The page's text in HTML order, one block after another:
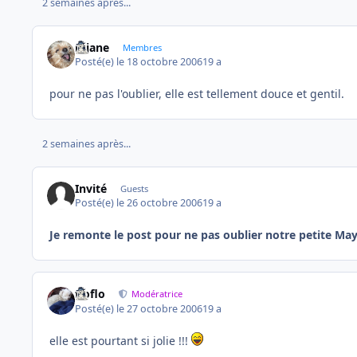
2 semaines après...
réjane Membres
Posté(e) le 18 octobre 200619 a
pour ne pas l'oublier, elle est tellement douce et gentil.
2 semaines après...
Invité Guests
Posté(e) le 26 octobre 200619 a
Je remonte le post pour ne pas oublier notre petite
floflo Modératrice
Posté(e) le 27 octobre 200619 a
elle est pourtant si jolie !!!